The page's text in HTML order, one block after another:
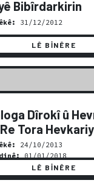
Bibîrdarkirin
31/12/2012
LÊ BİNÊRE
Dîrokî û
Tora
24/10/2013
01/01/2018
LÊ BİNÊRE